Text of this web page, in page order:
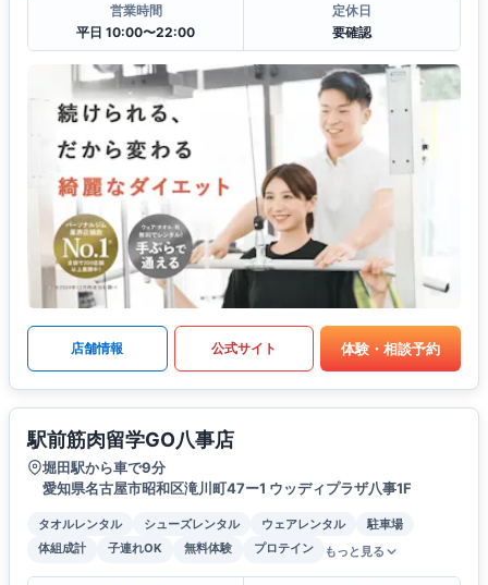
営業時間
平日 10:00〜22:00
定休日
要確認
店舗情報 公式サイト 体験・相談予約
駅前筋肉留学GO八事店
堀田駅から車で9分
愛知県名古屋市昭和区滝川町47ー1 ウッディプラザ八事1F
タオルレンタル シューズレンタル ウェアレンタル
駐車場
体組成計
子連れOK 無料体験 プロテイン もっと見る